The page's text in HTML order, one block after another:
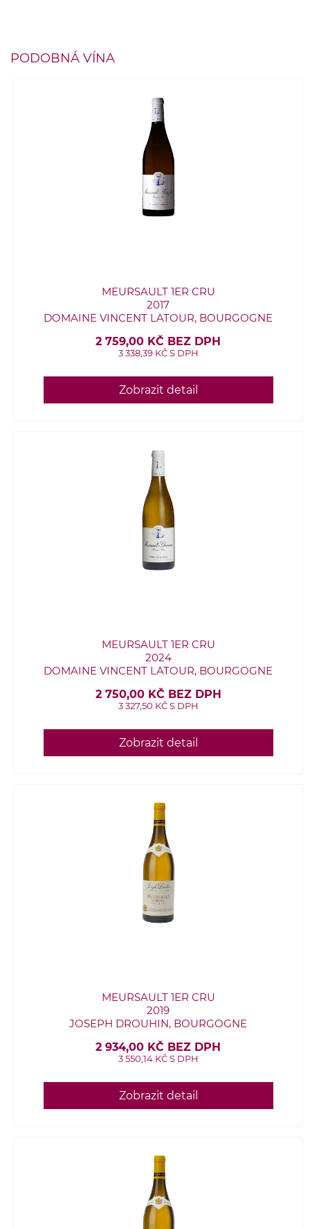
PODOBNÁ VÍNA
MEURSAULT 1ER CRU
2017
DOMAINE VINCENT LATOUR, BOURGOGNE
2 759,00 KČ BEZ DPH
3 338,39 KČ S DPH
Zobrazit detail
MEURSAULT 1ER CRU
2024
DOMAINE VINCENT LATOUR, BOURGOGNE
2 750,00 KČ BEZ DPH
3 327,50 KČ S DPH
Zobrazit detail
MEURSAULT 1ER CRU
2019
JOSEPH DROUHIN, BOURGOGNE
2 934,00 KČ BEZ DPH
3 550,14 KČ S DPH
Zobrazit detail